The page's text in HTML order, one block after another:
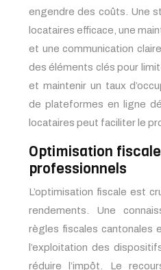
engendre des coûts. Une
locataires efficace, une
et une communication
des éléments clés pour
et maintenir un taux
de plateformes en ligne
locataires peut faciliter le
Optimisation
professionnels
L’optimisation fiscale est
rendements. Une
règles fiscales cantonales
l’exploitation des
réduire l’impôt. Le